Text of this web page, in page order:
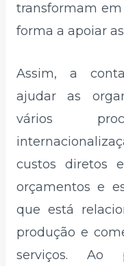
transformam
forma a apoiar
Assim, a
ajudar as
vários
custos diretos
orçamentos e
que está
produção e
serviços. Ao